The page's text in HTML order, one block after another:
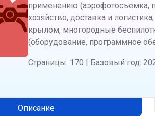
применению (аэрофотосъемка,
хозяйство, доставка и
крылом, многородные
(оборудование, программное
Страницы: 170 | Базовый год:
Описание